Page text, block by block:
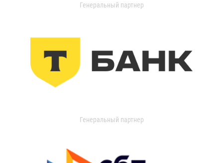
Генеральный партнер
Генеральный партнер